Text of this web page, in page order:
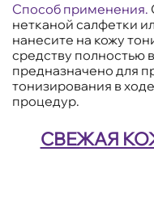
Способ применения.
нетканой салфетки
нанесите на кожу
средству полностью
предназначено для
тонизирования в
процедур.
СВЕЖАЯ